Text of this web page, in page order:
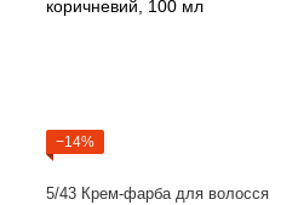
−14%
5/43 Крем-фарба для волосся